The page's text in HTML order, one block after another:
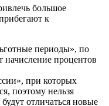
большое
к
периоды», по
начисление процентов
при которых
поэтому нельзя
будут отличаться новые